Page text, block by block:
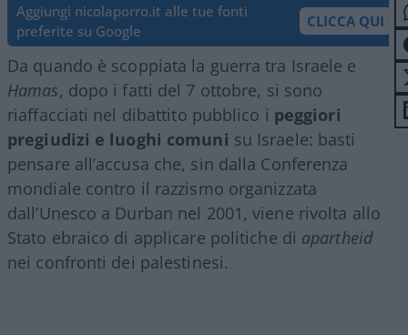
Aggiungi nicolaporro.it alle tue fonti
preferite su Google
CLICCA QUI
Da quando è scoppiata la guerra tra Israele e
Hamas, dopo i fatti del 7 ottobre, si sono
riaffacciati nel dibattito pubblico i peggiori
pregiudizi e luoghi comuni su Israele: basti
pensare all’accusa che, sin dalla Conferenza
mondiale contro il razzismo organizzata
dall’Unesco a Durban nel 2001, viene rivolta allo
Stato ebraico di applicare politiche di apartheid
nei confronti dei palestinesi.